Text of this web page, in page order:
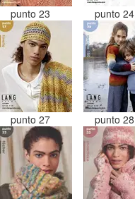
punto 23 punto 24
punto 27 punto 28